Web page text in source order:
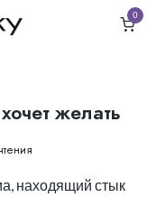
0
желать
находящий стык